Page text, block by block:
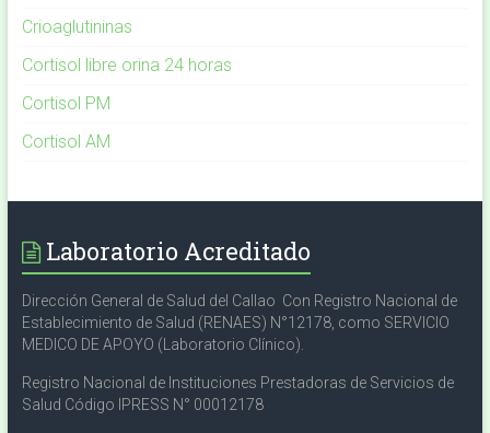
Crioaglutininas
Cortisol libre orina 24 horas
Cortisol PM
Cortisol AM
Laboratorio Acreditado
Dirección General de Salud del Callao Con Registro Nacional de
Establecimiento de Salud (RENAES) N°12178, como SERVICIO
MEDICO DE APOYO (Laboratorio Clínico).
Registro Nacional de Instituciones Prestadoras de Servicios de
Salud Código IPRESS N° 00012178